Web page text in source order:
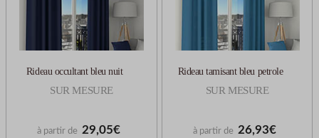
Rideau occultant bleu nuit
SUR MESURE
à partir de 29,05€
Rideau tamisant bleu petrole
SUR MESURE
à partir de 26,93€